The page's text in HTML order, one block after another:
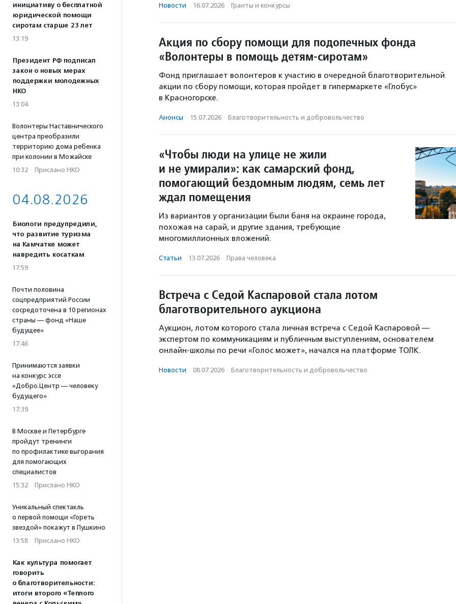
инициативу о бесплатной
юридической помощи
сиротам старше 23 лет
13:19
Президент РФ подписал
закон о новых мерах
поддержки молодежных
НКО
13:04
Волонтеры Наставнического
центра преобразили
территорию дома ребенка
при колонии в Можайске
10:32 · Прислано НКО
04.08.2026
Биологи предупредили,
что развитие туризма
на Камчатке может
навредить косаткам
17:59
Почти половина
соцпредприятий России
сосредоточена в 10 регионах
страны — фонд «Наше
будущее»
17:46
Принимаются заявки
на конкурс эссе
«Добро.Центр — человеку
будущего»
17:39
В Москве и Петербурге
пройдут тренинги
по профилактике выгорания
для помогающих
специалистов
15:32 · Прислано НКО
Уникальный спектакль
о первой помощи «Гореть
звездой» покажут в Пушкино
13:58 · Прислано НКО
Как культура помогает
говорить
о благотворительности:
итоги второго «Теплого
Новости · 16.07.2026 · Гранты и конкурсы
Акция по сбору помощи для подопечных фонда
«Волонтеры в помощь детям-сиротам»
Фонд приглашает волонтеров к участию в очередной благотворительной
акции по сбору помощи, которая пройдет в гипермаркете «Глобус»
в Красногорске.
Анонсы · 15.07.2026 · Благотвори­тель­ность и доброволь­чест­во
«Чтобы люди на улице не жили
и не умирали»: как самарский фонд,
помогающий бездомным людям, семь лет
ждал помещения
Из вариантов у организации были баня на окраине города,
похожая на сарай, и другие здания, требующие
многомиллионных вложений.
Статьи · 13.07.2026 · Права человека
Встреча с Седой Каспаровой стала лотом
благотворительного аукциона
Аукцион, лотом которого стала личная встреча с Седой Каспаровой —
экспертом по коммуникациям и публичным выступлениям, основателем
онлайн-школы по речи «Голос может», начался на платформе ТОЛК.
Новости · 08.07.2026 · Благотвори­тель­ность и доброволь­чест­во